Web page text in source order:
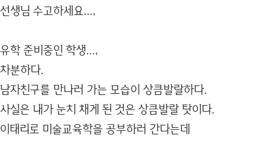
선생님 수고하세요...,
유학 준비중인 학생...,
차분하다.
남자친구를 만나러 가는 모습이 상큼발랄하다.
사실은 내가 눈치 채게 된 것은 상큼발랄 탓이다.
이태리로 미술교육학을 공부하러 간다는데